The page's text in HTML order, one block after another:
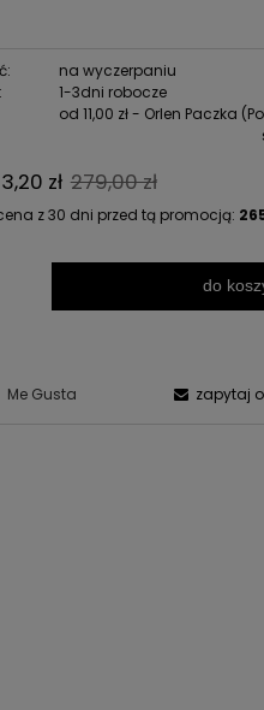
na wyczerpaniu
1-3dni robocze
od 11,00 zł- Orlen Paczka
Cena nie zawiera ewentualnych
kosztów płatności
zł 279,00 zł
z 30 dni przed tą promocją:
Jeżeli produkt jest
niż 30 dni, wyświetlana jest
cena od momentu, kiedy
do
Me Gusta zapytaj